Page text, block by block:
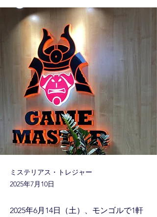
ミステリアス・トレジャー
2025年7月10日
2025年6月14日（土）、モンゴルで1軒